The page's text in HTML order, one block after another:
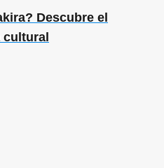
Descubre el
cultural